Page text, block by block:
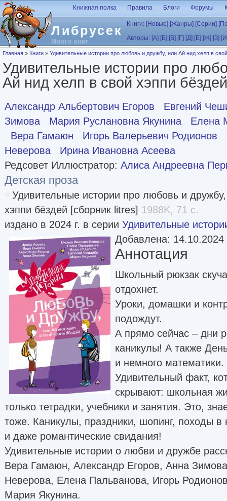
Перейти к основному содержанию
Либрусек
Много книг
Книжная полка Правила Блоги Форумы
Книги: [Новые] [Жанры] [Серии]
Авторы: [А] [Б] [В] [Г] [Д] [Е] [Ж] [З]
Вы здесь
Главная » Книги » Удивительные истории про любовь и дружбу, или Ай нид хелп в
Удивительные истории про
Ай нид хелп в свой хэппи
Александр Альбертович Егоров
Евгений
Зимова
Мария Руслановна Якунина
Елена
Вера Гамаюн
Игорь Валерьевич Родионов
Неверова
Ирина Ивановна Асеева
Редсовет Иллюстратор: Алиса Андреевна
Детская проза
Удивительные истории про любовь и
хэппи бёздей [сборник litres] 1988K, 71 с.
издано в 2024 г. в серии Удивительные
Добавлена: 14.10.2024
Аннотация
Школьный рюкзак
отдохнет.
Уроки, домашки и
подождут.
А прямо сейчас – дни
каникулы! А также
и немного
Удивительный факт,
скрывают: школьная
только тетрадки, учебники и занятия. Это,
тоже. Каникулы, праздники, шопинг, походы
и даже романтические свидания!
Удивительные истории о любви и дружбе
Вера Гамаюн, Александр Егоров, Анна
Неверова, Елена Пальванова, Игорь
Мария Якунина.